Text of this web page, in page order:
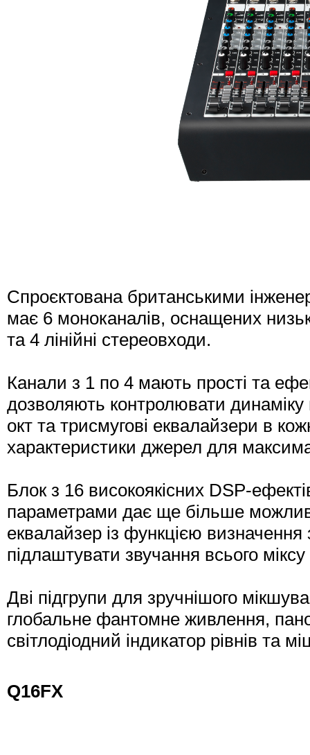
Спроєктована британськими
має 6 моноканалів, оснащених
та 4 лінійні стереовходи.
Канали з 1 по 4 мають прості та
дозволяють контролювати
окт та трисмугові еквалайзери в
характеристики джерел для
Блок з 16 високоякісних DSP-
параметрами дає ще більше
еквалайзер із функцією визначення
підлаштувати звучання всього
Дві підгрупи для зручнішого
глобальне фантомне живлення,
світлодіодний індикатор рівнів та
Q16FX